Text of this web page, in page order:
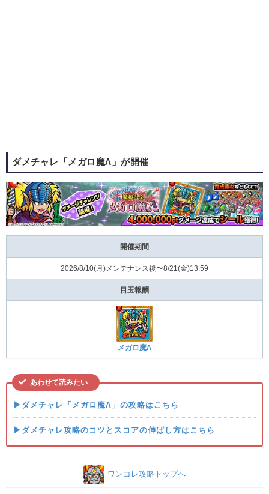
ダメチャレ「メガロ魔Λ」が開催
開催期間
2026/8/10(⽉)メンテナンス後〜8/21(⾦)13:59
目玉報酬
メガロ魔Λ
あわせて読みたい
▶ダメチャレ「メガロ魔Λ」の攻略はこちら
▶ダメチャレ攻略のコツとスコアの伸ばし方はこちら
ワンコレ攻略トップへ